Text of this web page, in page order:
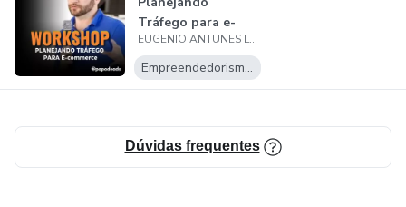
Tráfego para e-
commerce
EUGENIO ANTUNES LOPES JUNIOR
Empreendedorismo Digital
Dúvidas frequentes